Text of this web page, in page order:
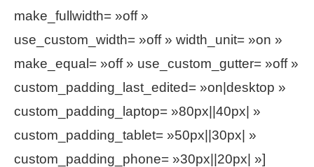
make_fullwidth= »off »
use_custom_width= »off » width_unit= »on »
make_equal= »off » use_custom_gutter= »off »
custom_padding_last_edited= »on|desktop »
custom_padding_laptop= »80px||40px| »
custom_padding_tablet= »50px||30px| »
custom_padding_phone= »30px||20px| »]